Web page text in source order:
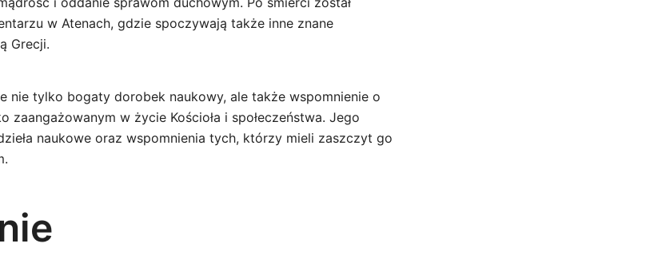
w Atenach, gdzie spoczywają także inne znane
Grecji.
nie tylko bogaty dorobek naukowy, ale także wspomnienie o
zaangażowanym w życie Kościoła i społeczeństwa. Jego
naukowe oraz wspomnienia tych, którzy mieli zaszczyt go